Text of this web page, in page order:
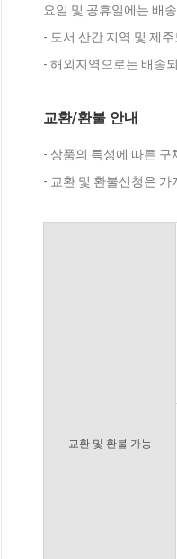
요일 및 공휴일에는 배
- 도서 산간 지역 및 제
- 해외지역으로는 배송
교환/환불 안내
- 상품의 특성에 따른
- 교환 및 환불신청은
교환 및 환불 가능